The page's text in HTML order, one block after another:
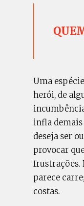
Uma
herói, de
infla demais
deseja ser
provocar
frustrações.
parece
costas.